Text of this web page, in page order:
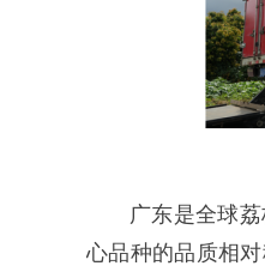
广东是全球
心品种的品质相